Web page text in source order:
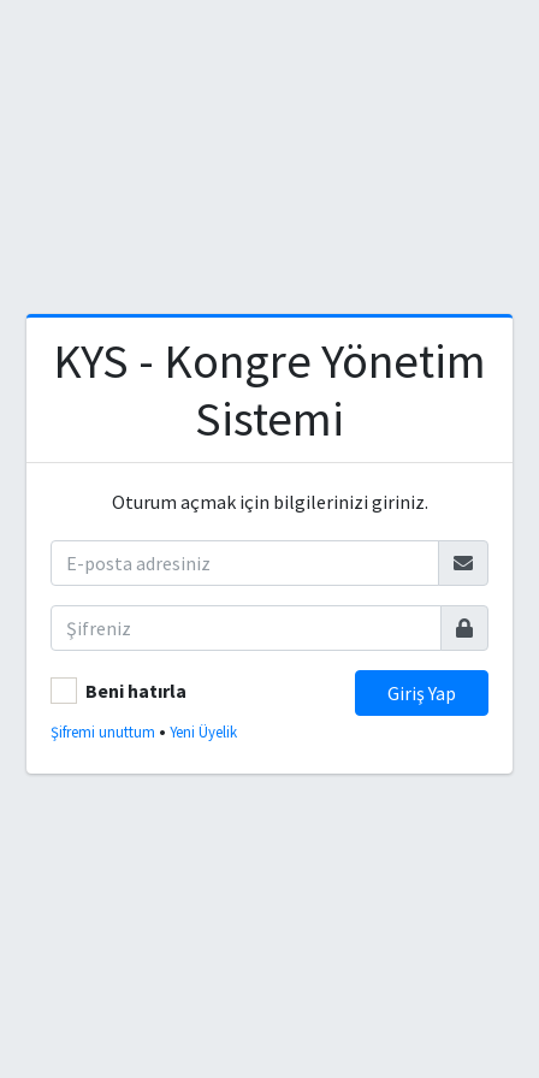
KYS - Kongre Yönetim
Sistemi
Oturum açmak için bilgilerinizi giriniz.
Beni hatırla Giriş Yap
Şifremi unuttum •Yeni Üyelik